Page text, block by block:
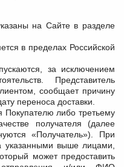
на Сайте в разделе
в пределах Российской
за исключением
Представитель
сообщает причину
переноса доставки.
Покупателю либо третьему
получателя (далее
«Получатель»). При
указанными выше лицами,
может предоставить